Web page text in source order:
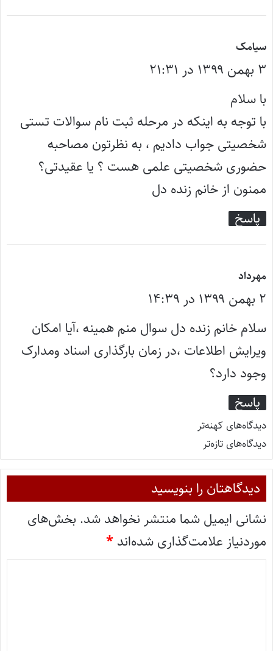
سیامک
ف
ت
:
۳ بهمن ۱۳۹۹ در ۲۱:۳۱
با سلام
با توجه به اینکه در مرحله ثبت نام سوالات تستی
شخصیتی جواب دادیم ، به نظرتون مصاحبه
حضوری شخصیتی علمی هست ؟ یا عقیدتی؟
ممنون از خانم زنده دل
پاسخ
مهرداد
ف
ت
:
۲ بهمن ۱۳۹۹ در ۱۴:۳۹
سلام خانم زنده دل سوال منم همینه ،آیا امکان
ویرایش اطلاعات ،در زمان بارگذاری اسناد ومدارک
وجود دارد؟
پاسخ
دیدگاه‌های کهنه‌تر
دیدگاه‌های تازه‌تر
دیدگاهتان را بنویسید
نشانی ایمیل شما منتشر نخواهد شد. بخش‌های
موردنیاز علامت‌گذاری شده‌اند *